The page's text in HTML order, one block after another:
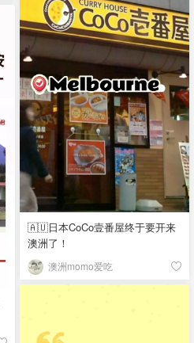
🇦🇺日本CoCo壹番屋终于要开来
澳洲了！
澳洲momo爱吃